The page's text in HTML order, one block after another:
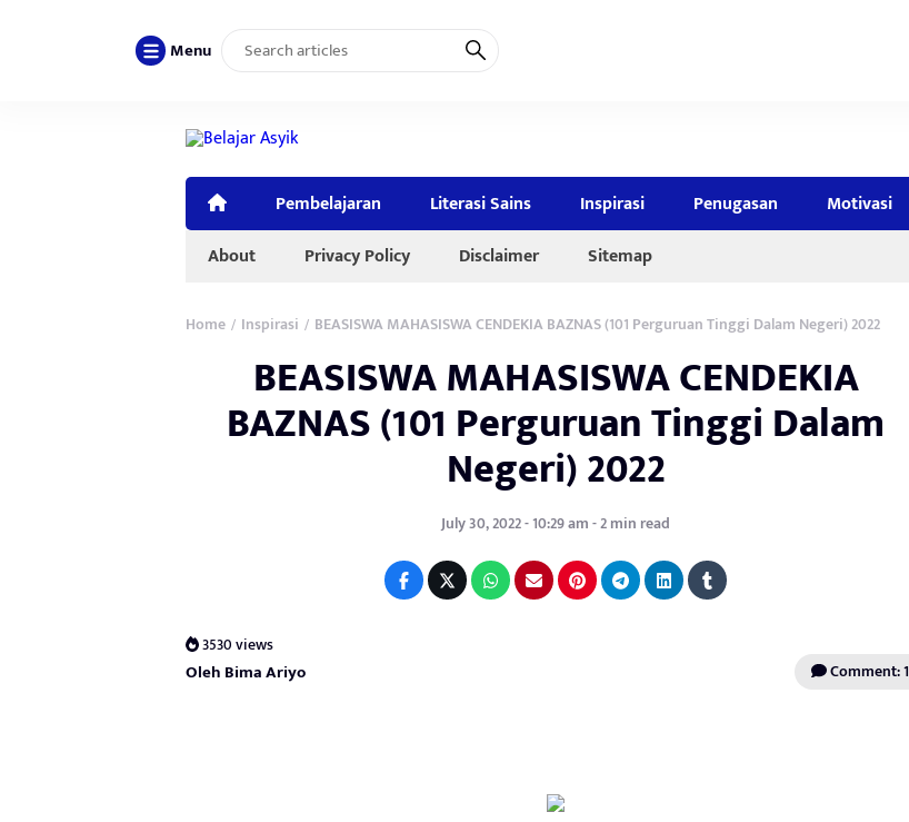
Menu
Pembelajaran Literasi Sains Inspirasi Penugasan Motivasi
About
Privacy Policy Disclaimer Sitemap
Home / Inspirasi / BEASISWA MAHASISWA CENDEKIA BAZNAS (101 Perguruan Tinggi Dalam Negeri) 2022
BEASISWA MAHASISWA CENDEKIA
BAZNAS (101 Perguruan Tinggi Dalam
Negeri) 2022
July 30, 2022 - 10:29 am - 2 min read
3530 views
Oleh Bima Ariyo Comment: 1